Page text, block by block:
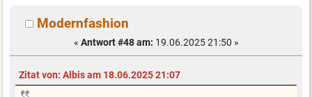
Modernfashion
« Antwort #48 am: 19.06.2025 21:50 »
Zitat von: Albis am 18.06.2025 21:07